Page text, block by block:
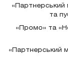
«Партнерський
та
«Промо» та
«Партнерський